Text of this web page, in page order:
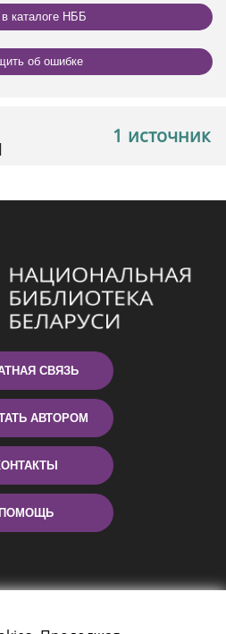
в каталоге НББ
об ошибке
1 источник
СВЯЗЬ
АВТОРОМ
ПОМОЩЬ